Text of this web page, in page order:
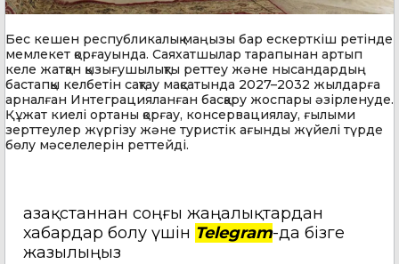
Бес кешен республикалық маңызы бар ескерткіш ретінде
мемлекет қорғауында. Саяхатшылар тарапынан артып
келе жатқан қызығушылықты реттеу және нысандардың
бастапқы келбетін сақтау мақсатында 2027–2032 жылдарға
арналған Интеграцияланған басқару жоспары әзірленуде.
Құжат киелі ортаны қорғау, консервациялау, ғылыми
зерттеулер жүргізу және туристік ағынды жүйелі түрде
бөлу мәселелерін реттейді.
Қазақстаннан соңғы жаңалықтардан
хабардар болу үшін Telegram-да бізге
жазылыңыз